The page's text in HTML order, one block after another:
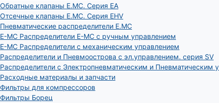
Обратные клапаны E.MC. Серия EA
Отсечные клапаны E.MC. Серия EHV
Пневматические распределители E.MC
E-MC Распределители E-MC с ручным управлением
E-MC Распределители с механическим управлением
Распределители и Пневмоострова с эл.управлением. серия SV
Распределители с Электропневматическим и Пневматическим
Расходные материалы и запчасти
Фильтры для компрессоров
Фильтры Борец